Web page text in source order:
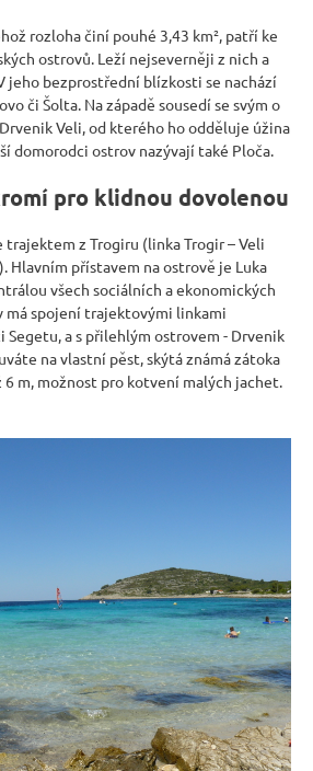
rozloha činí pouhé 3,43 km², patří ke
ostrovů. Leží nejseverněji z nich a
jeho bezprostřední blízkosti se nachází
či Šolta. Na západě sousedí se svým o
Veli, od kterého ho odděluje úžina
domorodci ostrov nazývají také Ploča.
pro klidnou dovolenou
trajektem z Trogiru (linka Trogir – Veli
Hlavním přístavem na ostrově je Luka
všech sociálních a ekonomických
má spojení trajektovými linkami
Segetu, a s přilehlým ostrovem - Drvenik
na vlastní pěst, skýtá známá zátoka
6 m, možnost pro kotvení malých jachet.